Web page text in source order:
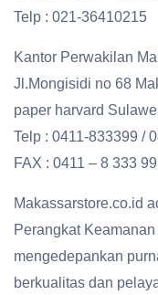
Telp : 021-36410215
Kantor Perwakilan
Jl.Mongisidi no 68
paper harvard
Telp : 0411-833399 /
FAX : 0411 – 8 333 99
Makassarstore.co.id
Perangkat
mengedepankan
berkualitas dan